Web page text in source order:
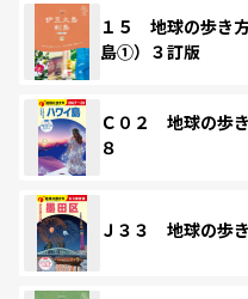
１５ 地球の歩き
島①）３訂版
Ｃ０２ 地球の歩
８
Ｊ３３ 地球の歩